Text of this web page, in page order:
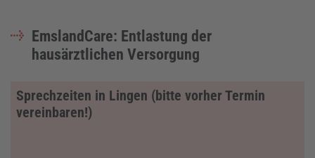
EmslandCare: Entlastung der
hausärztlichen Versorgung
Sprechzeiten in Lingen (bitte vorher Termin
vereinbaren!)